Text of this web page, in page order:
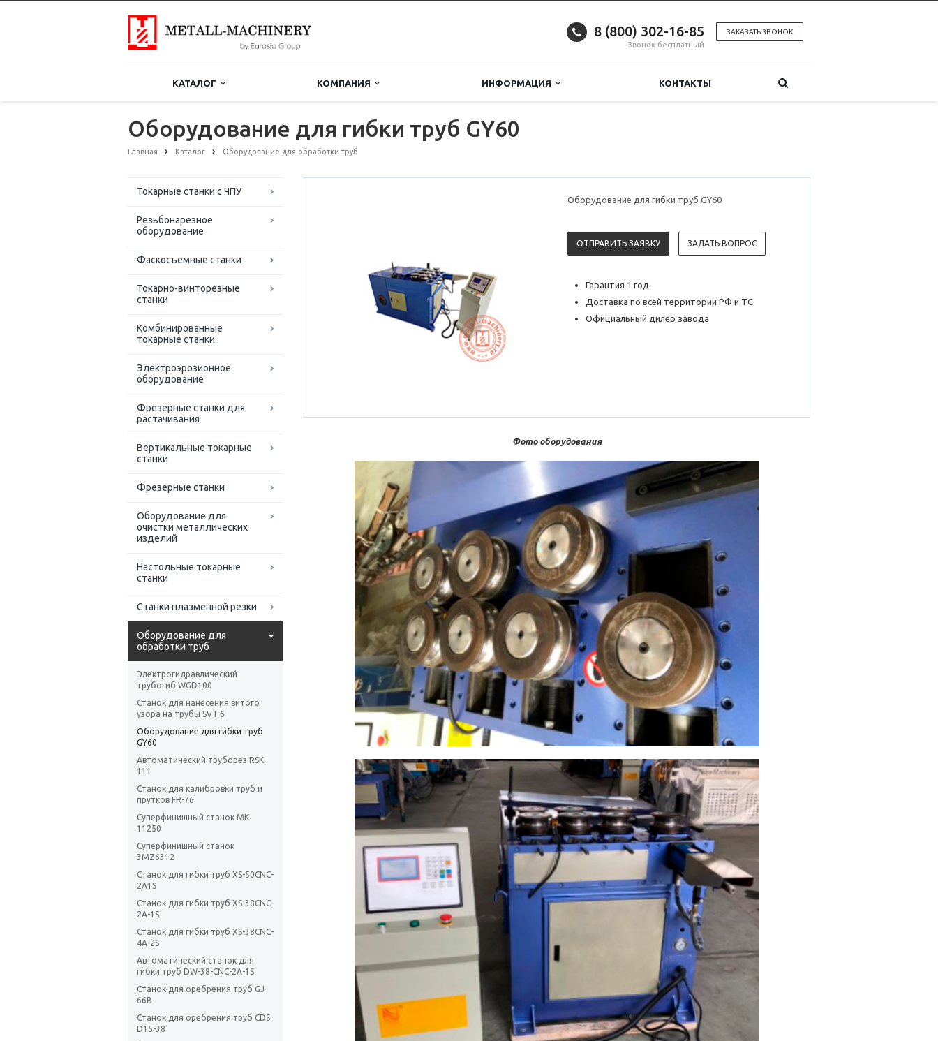
ЗАКАЗАТЬ ЗВОНОК
8 (800) 302-16-85
Звонок бесплатный
КАТАЛОГ КОМПАНИЯ ИНФОРМАЦИЯ КОНТАКТЫ
Оборудование для гибки труб GY60
Главная Каталог Оборудование для обработки труб
Токарные станки с ЧПУ
Резьбонарезное
оборудование
Фаскосъемные станки
Токарно-винторезные
станки
Комбинированные
токарные станки
Электроэрозионное
оборудование
Фрезерные станки для
растачивания
Вертикальные токарные
станки
Фрезерные станки
Оборудование для
очистки металлических
изделий
Настольные токарные
станки
Станки плазменной резки
Оборудование для
обработки труб
Электрогидравлический
трубогиб WGD100
Станок для нанесения витого
узора на трубы SVT-6
Оборудование для гибки труб
GY60
Автоматический труборез RSK-
111
Станок для калибровки труб и
прутков FR-76
Суперфинишный станок MK
11250
Суперфинишный станок
3MZ6312
Станок для гибки труб XS-50CNC-
2A1S
Станок для гибки труб XS-38CNC-
2A-1S
Станок для гибки труб XS-38CNC-
4A-2S
Автоматический станок для
гибки труб DW-38-CNC-2A-1S
Станок для оребрения труб GJ-
66B
Станок для оребрения труб CDS
D15-38
Оборудование для гибки труб GY60
ОТПРАВИТЬ ЗАЯВКУ ЗАДАТЬ ВОПРОС
Гарантия 1 год
Доставка по всей территории РФ и ТС
Официальный дилер завода
Фото оборудования